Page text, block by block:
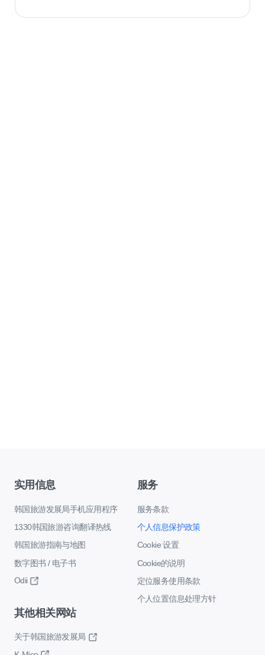
实用信息
韩国旅游发展局手机应用程序
1330韩国旅游咨询翻译热线
韩国旅游指南与地图
数字图书 / 电子书
Odii
服务
服务条款
个人信息保护政策
Cookie 设置
Cookie的说明
定位服务使用条款
个人位置信息处理方针
其他相关网站
关于韩国旅游发展局